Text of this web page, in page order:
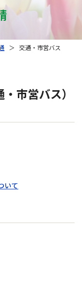
＞ 交通・市営バス
市営バス）
いて